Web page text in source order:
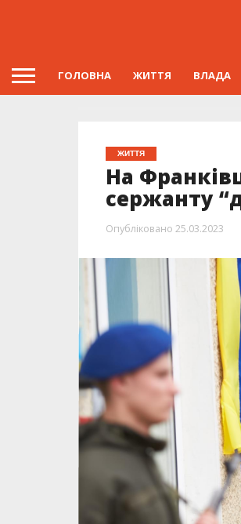
ГОЛОВНА ЖИТТЯ ВЛАДА
ЖИТТЯ
На
сержанту
Опубліковано 25.03.2023